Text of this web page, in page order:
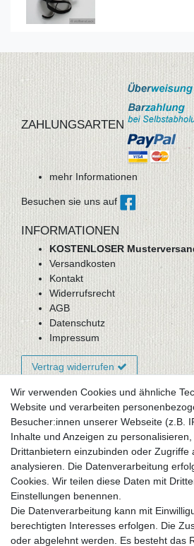
ZAHLUNGSARTEN
mehr Informationen
Besuchen sie uns auf
INFORMATIONEN
KOSTENLOSER
Versandkosten
Kontakt
Widerrufsrecht
AGB
Datenschutz
Impressum
Vertrag widerrufen
Newsletter-Anmeldung
FAQ / Fragen
Mein Warenkorb
Mein Merkzettel
Mein Konto
UNSER LADENGESCHÄFT
Gottlieb-Daimler-Str. 10
33334 Gütersloh
Wir verwenden Cookies und ähnliche
Website und verarbeiten
Besucher:innen unserer Webseite (z.B.
Inhalte und Anzeigen zu
Drittanbietern einzubinden oder Zugriffe
analysieren. Die Datenverarbeitung
Cookies. Wir teilen diese Daten mit
Einstellungen benennen.
Die Datenverarbeitung kann mit
berechtigten Interesses erfolgen. Die
oder abgelehnt werden. Es besteht das